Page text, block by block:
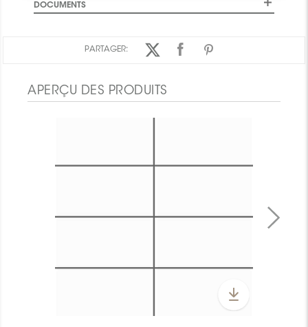
DOCUMENTS
PARTAGER:
APERÇU DES PRODUITS